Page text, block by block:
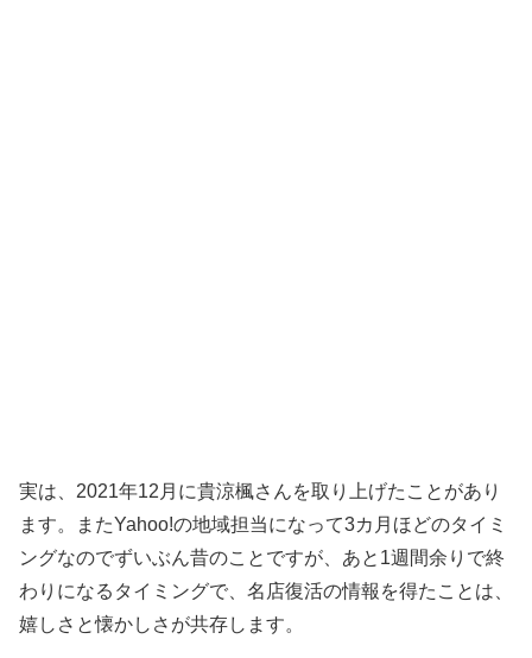
実は、2021年12月に貴涼楓さんを取り上げたことがあり
ます。またYahoo!の地域担当になって3カ月ほどのタイミ
ングなのでずいぶん昔のことですが、あと1週間余りで終
わりになるタイミングで、名店復活の情報を得たことは、
嬉しさと懐かしさが共存します。